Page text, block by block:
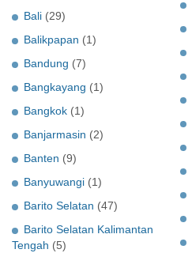
Bali (29)
Balikpapan (1)
Bandung (7)
Bangkayang (1)
Bangkok (1)
Banjarmasin (2)
Banten (9)
Banyuwangi (1)
Barito Selatan (47)
Barito Selatan Kalimantan
Tengah (5)